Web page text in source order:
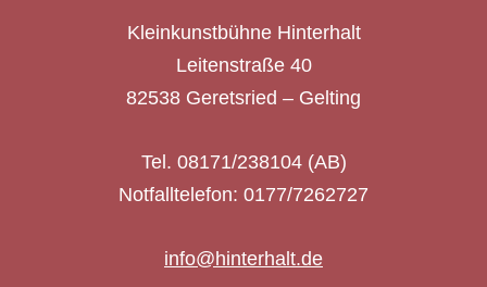
Kleinkunstbühne Hinterhalt
Leitenstraße 40
82538 Geretsried – Gelting
Tel. 08171/238104 (AB)
Notfalltelefon: 0177/7262727
info@hinterhalt.de